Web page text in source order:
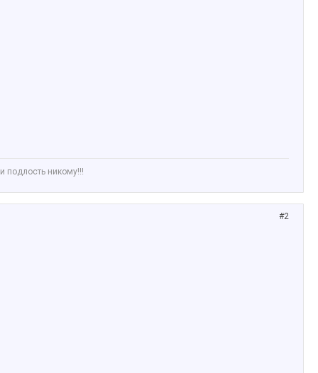
подлость никому!!!
#2